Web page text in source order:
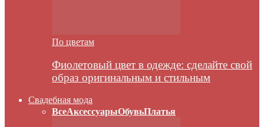
По цветам
Фиолетовый цвет в одежде: сделайте свой
образ оригинальным и стильным
Свадебная мода
ВсеАксессуарыОбувьПлатья